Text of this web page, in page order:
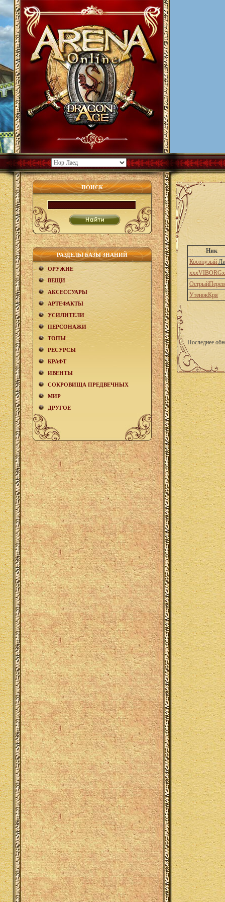
ПОИСК
РАЗДЕЛЫ БАЗЫ ЗНАНИЙ
ОРУЖИЕ
ВЕЩИ
АКCЕСCУАРЫ
АРТЕФАКТЫ
УСИЛИТЕЛИ
ПЕРСОНАЖИ
ТОПЫ
РЕСУРСЫ
КРАФТ
ИВЕНТЫ
СОКРОВИЩА ПРЕДВЕЧНЫХ
МИР
ДРУГОЕ
Ник
Косопузый
УтенокКря
Последнее